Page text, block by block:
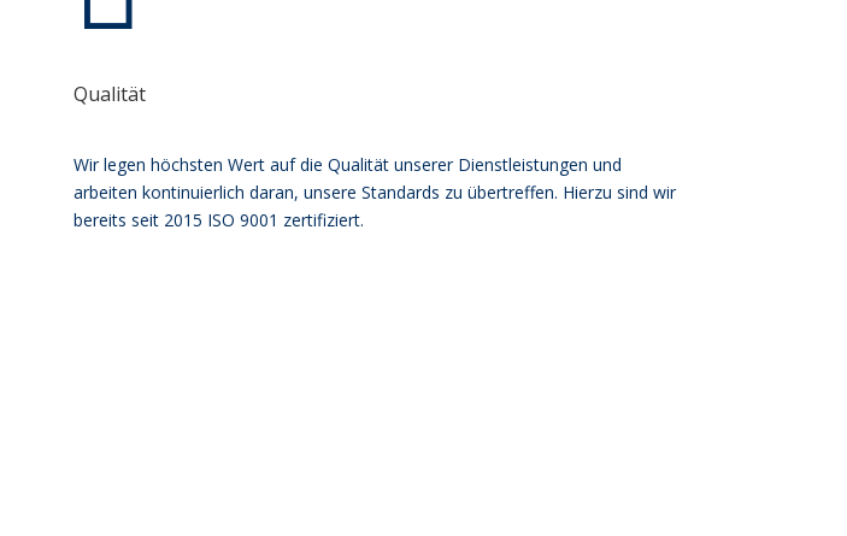
Qualität
Wir legen höchsten Wert auf die Qualität unserer Dienstleistungen und
arbeiten kontinuierlich daran, unsere Standards zu übertreffen. Hierzu sind wir
bereits seit 2015 ISO 9001 zertifiziert.